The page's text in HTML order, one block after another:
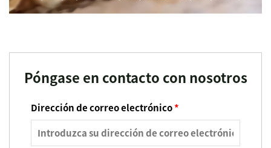
Póngase en contacto con nosotros
Dirección de correo electrónico*